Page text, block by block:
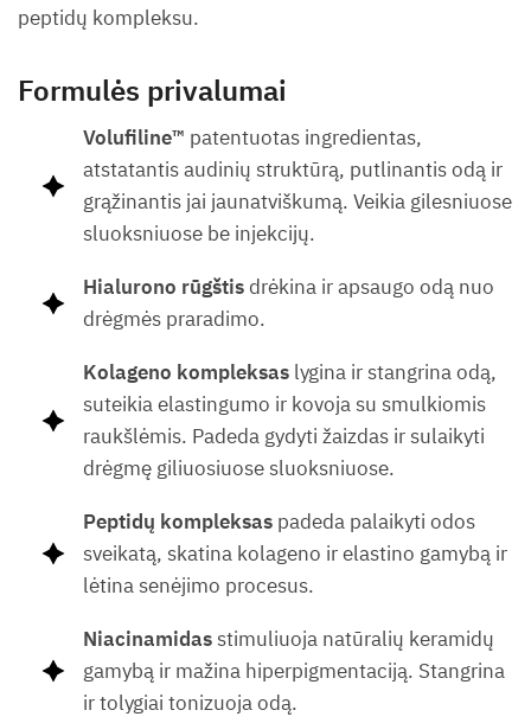
peptidų kompleksu.
Formulės privalumai
Volufiline™ patentuotas ingredientas,
atstatantis audinių struktūrą, putlinantis odą ir
grąžinantis jai jaunatviškumą. Veikia gilesniuose
sluoksniuose be injekcijų.
Hialurono rūgštis drėkina ir apsaugo odą nuo
drėgmės praradimo.
Kolageno kompleksas lygina ir stangrina odą,
suteikia elastingumo ir kovoja su smulkiomis
raukšlėmis. Padeda gydyti žaizdas ir sulaikyti
drėgmę giliuosiuose sluoksniuose.
Peptidų kompleksas padeda palaikyti odos
sveikatą, skatina kolageno ir elastino gamybą ir
lėtina senėjimo procesus.
Niacinamidasstimuliuoja natūralių keramidų
gamybą ir mažina hiperpigmentaciją. Stangrina
ir tolygiai tonizuoja odą.